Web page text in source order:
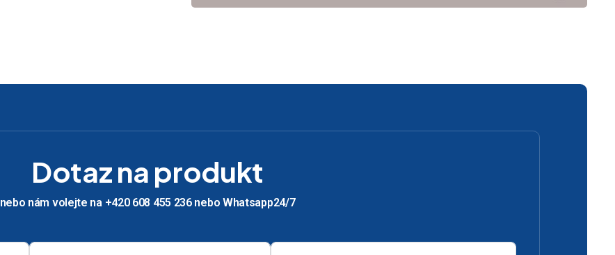
Dotaz na produkt
nebo nám volejte na +420 608 455 236 nebo Whatsapp24/7